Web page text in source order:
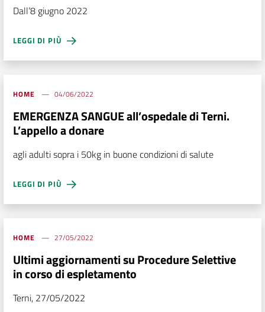
Dall’8 giugno 2022
LEGGI DI PIÙ
HOME 04/06/2022
EMERGENZA SANGUE all’ospedale di Terni.
L’appello a donare
agli adulti sopra i 50kg in buone condizioni di salute
LEGGI DI PIÙ
HOME 27/05/2022
Ultimi aggiornamenti su Procedure Selettive
in corso di espletamento
Terni, 27/05/2022